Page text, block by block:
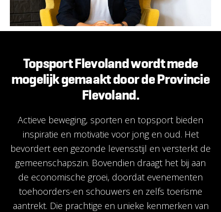
Topsport Flevoland wordt mede
mogelijk gemaakt door de Provincie
Flevoland.
Actieve beweging, sporten en topsport bieden
inspiratie en motivatie voor jong en oud. Het
bevordert een gezonde levensstijl en versterkt de
gemeenschapszin. Bovendien draagt het bij aan
de economische groei, doordat evenementen
toehoorders-en schouwers en zelfs toerisme
aantrekt. Die prachtige en unieke kenmerken van